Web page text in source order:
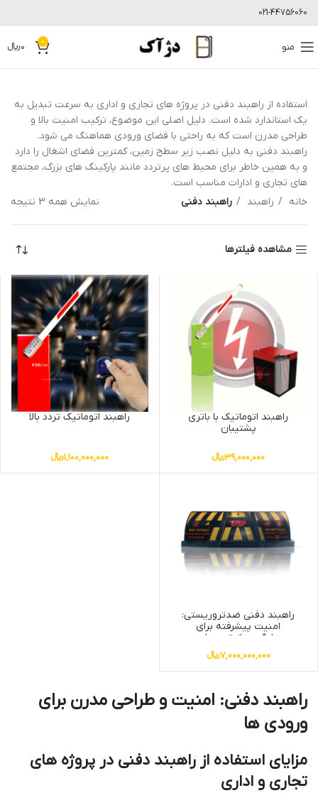
021-44756060
منو 0
0﷼
استفاده از راهبند دفنی در پروژه های تجاری و اداری به سرعت تبدیل به
یک استاندارد شده است. دلیل اصلی این موضوع، ترکیب امنیت بالا و
طراحی مدرن است که به راحتی با فضای ورودی هماهنگ می شود.
راهبند دفنی به دلیل نصب زیر سطح زمین، کمترین فضای اشغال را دارد
و به همین خاطر برای محیط های پرتردد مانند پارکینگ های بزرگ، مجتمع
های تجاری و ادارات مناسب است.
خانه
راهبند راهبند دفنی نمایش همه 3 نتیجه
مشاهده فیلترها
راهبند اتوماتیک با باتری
پشتیبان
39,000,000﷼
راهبند اتوماتیک تردد بالا
1,100,000,000﷼
راهبند دفنی ضدتروریستی:
امنیت پیشرفته برای
جلوگیری از تهدیدات
7,000,000,000﷼
راهبند دفنی: امنیت و طراحی مدرن برای
ورودی ها
مزایای استفاده از راهبند دفنی در پروژه های
تجاری و اداری